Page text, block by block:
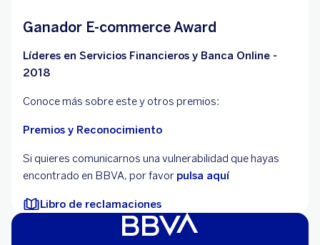
Ganador E-commerce Award
Líderes en Servicios Financieros y Banca Online -
2018
Conoce más sobre este y otros premios:
Premios y Reconocimiento
Si quieres comunicarnos una vulnerabilidad que hayas
encontrado en BBVA, por favor pulsa aquí
Libro de reclamaciones